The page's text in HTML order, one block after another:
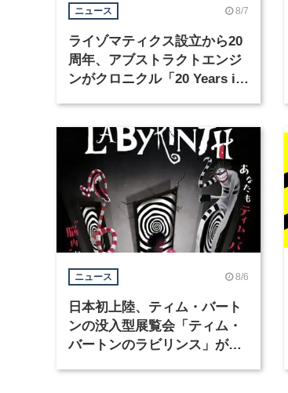
ニュース 8/7
ライゾマティクス設立から20
周年、アブストラクトエンジ
ンがクロニクル「20 Years in
ニュース 8/6
日本初上陸、ティム・バート
ンの没入型展覧会「ティム・
バートンのラビリンス」が東